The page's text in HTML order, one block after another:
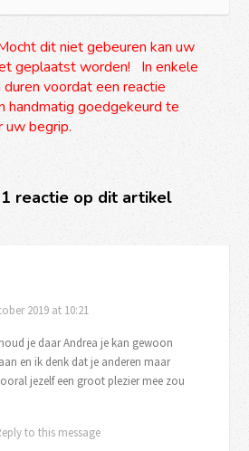
dit niet gebeuren kan uw
geplaatst worden! In enkele
voordat een reactie
handmatig goedgekeurd te
uw begrip.
1 reactie op dit artikel
2019 at 10:21
je daar Andrea je kan gewoon
en ik denk dat je anderen maar
jezelf een groot plezier mee zou
to this message